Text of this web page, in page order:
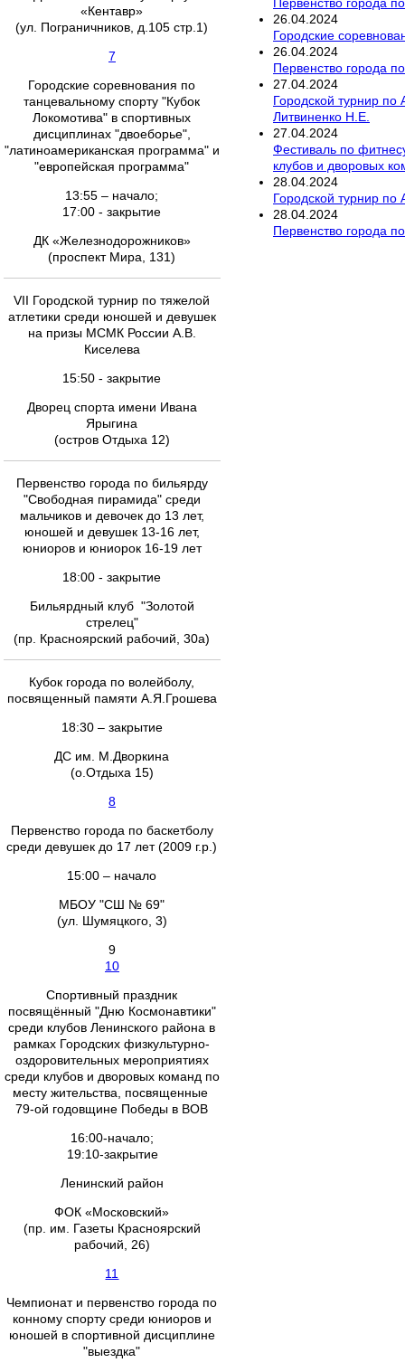
«Кентавр»
(ул. Пограничников, д.105 стр.1)
7
Городские соревнования по
танцевальному спорту "Кубок
Локомотива" в спортивных
дисциплинах "двоеборье",
"латиноамериканская программа" и
"европейская программа"
13:55 – начало;
17:00 - закрытие
ДК «Железнодорожников»
(проспект Мира, 131)
VII Городской турнир по тяжелой
атлетики среди юношей и девушек
на призы МСМК России А.В.
Киселева
15:50 - закрытие
Дворец спорта имени Ивана
Ярыгина
(остров Отдыха 12)
Первенство города по бильярду
"Свободная пирамида" среди
мальчиков и девочек до 13 лет,
юношей и девушек 13-16 лет,
юниоров и юниорок 16-19 лет
18:00 - закрытие
Бильярдный клуб "Золотой
стрелец"
(пр. Красноярский рабочий, 30а)
Кубок города по волейболу,
посвященный памяти А.Я.Грошева
18:30 – закрытие
ДС им. М.Дворкина
(о.Отдыха 15)
8
Первенство города по баскетболу
среди девушек до 17 лет (2009 г.р.)
15:00 – начало
МБОУ "СШ № 69"
(ул. Шумяцкого, 3)
9
10
Спортивный праздник
посвящённый "Дню Космонавтики"
среди клубов Ленинского района в
рамках Городских физкультурно-
оздоровительных мероприятиях
среди клубов и дворовых команд по
месту жительства, посвященные
79-ой годовщине Победы в ВОВ
16:00-начало;
19:10-закрытие
Ленинский район
ФОК «Московский»
(пр. им. Газеты Красноярский
рабочий, 26)
11
Чемпионат и первенство города по
конному спорту среди юниоров и
юношей в спортивной дисциплине
"выездка"
26 04 2024
Городские
26 04 2024
Первенство города
27 04 2024
Городской турнир
Литвиненко Н.Е.
27 04 2024
Фестиваль по
клубов и дворовых
28 04 2024
Городской турнир
28 04 2024
Первенство города